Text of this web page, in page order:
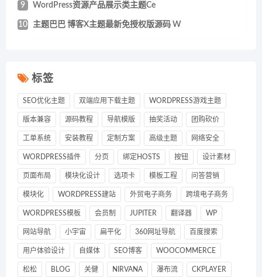
9 WordPress资源产品展示类主题Ce
10 主题巴巴 博客X主题最新免授权版源码 W
标签
SEO优化主题 双端应用下载主题 WORDPRESS游戏主题
版本兼容 源码教程 导航模版 抽奖活动 团购砍价
工单系统 安装教程 定制方案 高级主题 网络安全
WORDPRESS插件 分页 绑定HOSTS 按钮 设计素材
页面布局 模块化设计 选项卡 模板工程 问答营销
模块化 WORDPRESS建站 外贸电子商务 跨境电子商务
WORDPRESS模板 会员制 JUPITER 翻译器 WP
网站导航 小宇宙 扁平化 360网址导航 百度搜索
用户体验设计 自媒体 SEO博客 WOOCOMMERCE
松松 BLOG 关健 NIRVANA 瀑布流 CKPLAYER